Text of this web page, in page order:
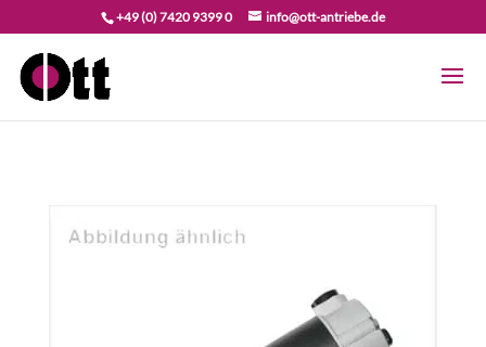
+49 (0) 7420 9399 0 info@ott-antriebe.de